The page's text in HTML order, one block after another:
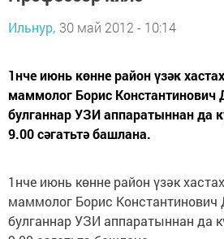
Ильнур, 30 май 2012 - 10:14
1нче июнь көнне район үзәк
маммолог Борис Константинович
булганнар УЗИ аппаратыннан да
9.00 сәгатьтә башлана.
1нче июнь көнне район үзәк
маммолог Борис Константинович
булганнар УЗИ аппаратыннан да